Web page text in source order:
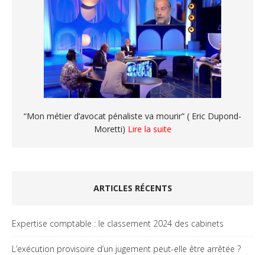
“Mon métier d’avocat pénaliste va mourir” ( Eric Dupond-
Moretti) Lire la suite
ARTICLES RÉCENTS
Expertise comptable : le classement 2024 des cabinets
L’exécution provisoire d’un jugement peut-elle être arrêtée ?